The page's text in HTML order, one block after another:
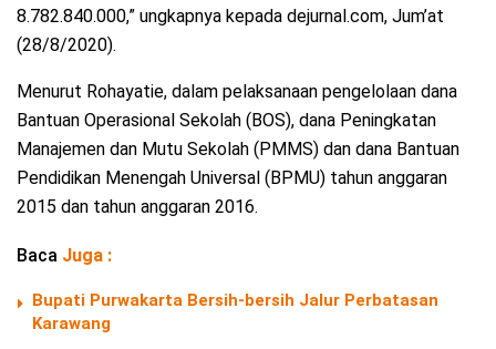
8.782.840.000,” ungkapnya kepada dejurnal.com, Jum’at
(28/8/2020).
Menurut Rohayatie, dalam pelaksanaan pengelolaan dana
Bantuan Operasional Sekolah (BOS), dana Peningkatan
Manajemen dan Mutu Sekolah (PMMS) dan dana Bantuan
Pendidikan Menengah Universal (BPMU) tahun anggaran
2015 dan tahun anggaran 2016.
Baca Juga :
Bupati Purwakarta Bersih-bersih Jalur Perbatasan
Karawang